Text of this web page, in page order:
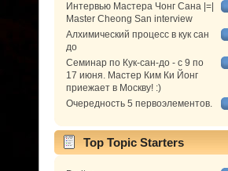
Интервью Мастера Чонг Сана |=|
Master Cheong San interview
Алхимический процесс в кук сан
до
Семинар по Кук-сан-до - с 9 по
17 июня. Мастер Ким Ки Йонг
приежает в Москву! :)
Очередность 5 первоэлементов.
Top Topic Starters